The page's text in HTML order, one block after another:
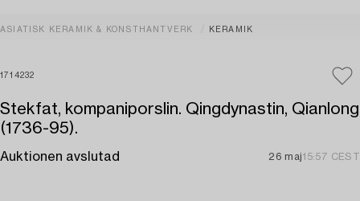
ASIATISK KERAMIK & KONSTHANTVERK KERAMIK
1714232
Stekfat, kompaniporslin. Qingdynastin, Qianlong
(1736-95).
Auktionen avslutad 26 maj15:57 CEST